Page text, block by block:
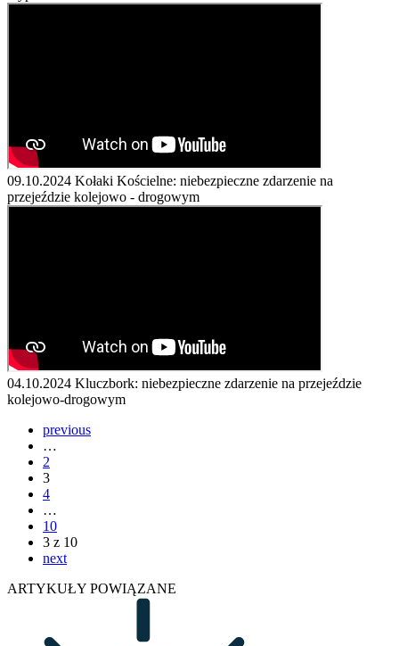
09.10.2024 Kołaki Kościelne: niebezpieczne zdarzenie na
przejeździe kolejowo - drogowym
04.10.2024 Kluczbork: niebezpieczne zdarzenie na przejeździe
kolejowo-drogowym
previous
…
2
3
4
…
10
3 z 10
next
ARTYKUŁY POWIĄZANE